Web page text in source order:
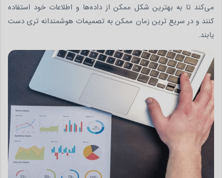
می‌کند تا به بهترین شکل ممکن از داده‌ها و اطلاعات خود استفاده
کنند و در سریع ترین زمان ممکن به تصمیمات هوشمندانه تری دست
یابند.